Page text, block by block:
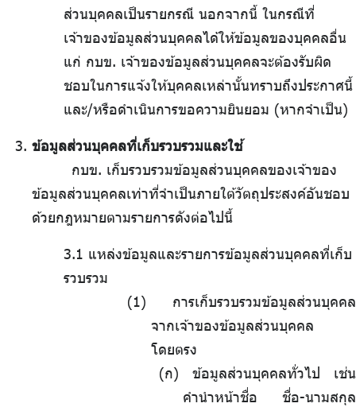
ส่วนบุคคลเป็นรายกรณี นอกจากนี้ ในกรณีที่
เจ้าของข้อมูลส่วนบุคคลได้ให้ข้อมูลของบุคคลอื่น
แก่ กบข. เจ้าของข้อมูลส่วนบุคคลจะต้องรับผิด
ชอบในการแจ้งให้บุคคลเหล่านั้นทราบถึงประกาศนี้
และ/หรือดำเนินการขอความยินยอม (หากจำเป็น)
ข้อมูลส่วนบุคคลที่เก็บรวบรวมและใช้
กบข. เก็บรวบรวมข้อมูลส่วนบุคคลของเจ้าของ
ข้อมูลส่วนบุคคลเท่าที่จำเป็นภายใต้วัตถุประสงค์อันชอบ
ด้วยกฎหมายตามรายการดังต่อไปนี้
3.1 แหล่งข้อมูลและรายการข้อมูลส่วนบุคคลที่เก็บ
รวบรวม
การเก็บรวบรวมข้อมูลส่วนบุคคล
จากเจ้าของข้อมูลส่วนบุคคล
โดยตรง
(ก) ข้อมูลส่วนบุคคลทั่วไป เช่น
คำนำหน้าชื่อ ชื่อ-นามสกุล